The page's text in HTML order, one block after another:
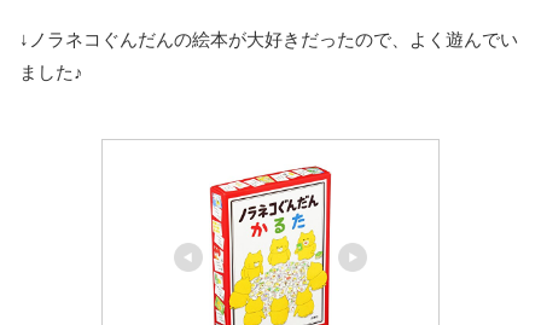
↓ノラネコぐんだんの絵本が大好きだったので、よく遊んでい
ました♪